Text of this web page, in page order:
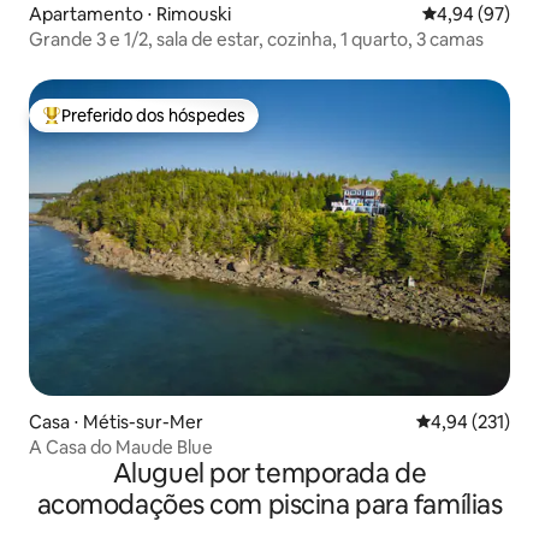
Apartamento ⋅ Rimouski 4,94 de uma
4,94 (97)
Grande 3 e 1/2, sala de estar, cozinha, 1 quarto, 3 camas
Entre os melhores preferidos dos hóspedes
Preferido dos hóspedes
Casa ⋅ Métis-sur-Mer 4,94 de uma
4,94 (231)
A Casa do Maude Blue
Aluguel por temporada de
acomodações com piscina para famílias